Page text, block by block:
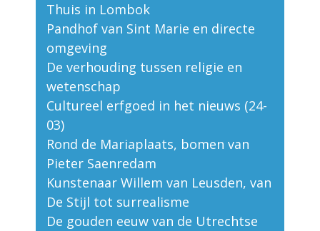
Thuis in Lombok
Pandhof van Sint Marie en directe
omgeving
De verhouding tussen religie en
wetenschap
Cultureel erfgoed in het nieuws (24-
03)
Rond de Mariaplaats, bomen van
Pieter Saenredam
Kunstenaar Willem van Leusden, van
De Stijl tot surrealisme
De gouden eeuw van de Utrechtse